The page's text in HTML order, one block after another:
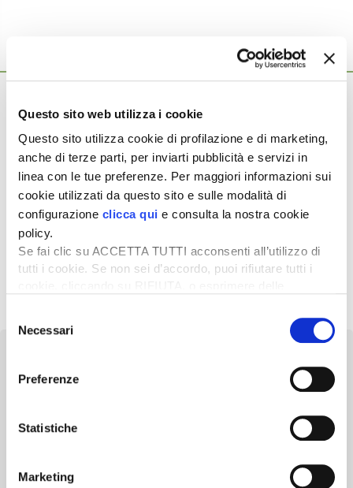
Questo sito web utilizza i cookie
Questo sito utilizza cookie di profilazione e di marketing,
anche di terze parti, per inviarti pubblicità e servizi in
linea con le tue preferenze. Per maggiori informazioni sui
cookie utilizzati da questo sito e sulle modalità di
configurazione clicca qui e consulta la nostra cookie
policy.
Se fai clic su ACCETTA TUTTI acconsenti all’utilizzo di
tutti i cookie. Se non sei d’accordo, puoi rifiutare tutti i
desideri accettare e cliccando ACCETTA SELEZIONATI.
delNecessari
Preferenze
Statistiche
Marketing
Ti potrebbero interessare anche...
Consorzi di tutela più forti e con più
competenze
Con il decreto ministeriale del 3 giugno scorso, sono state
definite le disposizioni generali in materia di costituzione e
riconoscimento […]
26 Gennaio 2024
L’import di mais e soia vale più dell’export
di formaggi e insaccati dop
Se la scorsa campagna ha visto una ripresa delle rese a